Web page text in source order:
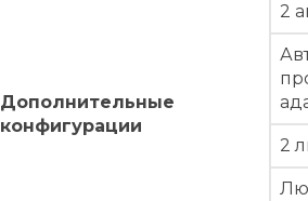
Дополнительные
конфигурации
2
2